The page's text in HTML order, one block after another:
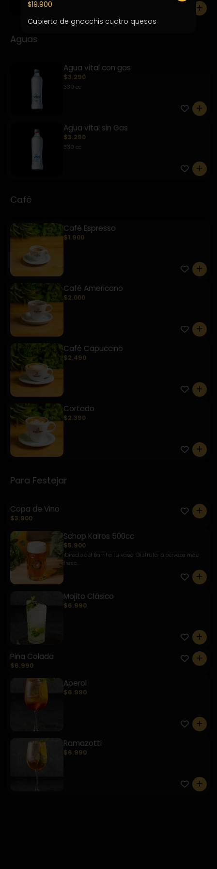
Aguas
Agua vital con gas
$3.290
330 cc
0
Agua vital sin Gas
$3.290
330 cc
0
Café
Café Espresso
$1.900
0
Café Americano
$2.000
0
Café Capuccino
$2.490
0
Cortado
$2.390
0
Para Festejar
Copa de Vino
$3.900
0
Schop Kairos 500cc
$5.900
¡Directo del barril a tu vaso! Disfruta la cerveza más
fresc...
0
Mojito Clásico
$6.990
0
Piña Colada
$6.990
0
Aperol
$6.990
0
Ramazotti
$6.990
0
$19.900
Cubierta de gnocchis cuatro quesos